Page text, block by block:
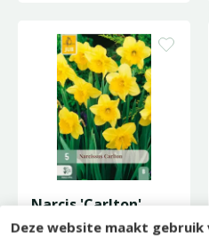
Deze website maakt gebruik
Narcis 'Carlton'